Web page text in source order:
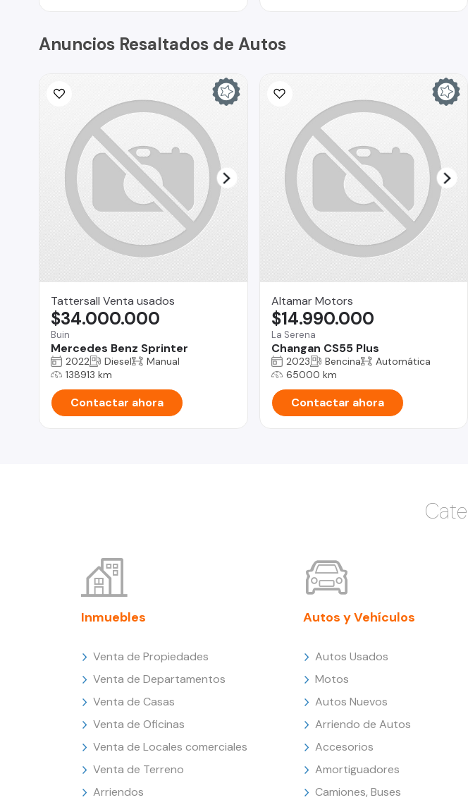
Anuncios Resaltados de Autos
Tattersall Venta usados
Buin
Mercedes Benz Sprinter
$34.000.000
2022 Diesel
Manual
138913 km
Contactar ahora
Altamar Motors
La Serena
Changan CS55 Plus
$14.990.000
2023 Bencina
Automática
65000 km
Contactar ahora
Inmuebles
Venta de Propiedades
Venta de Departamentos
Venta de Casas
Venta de Oficinas
Venta de Locales comerciales
Venta de Terreno
Arriendos
Autos y Vehículos
Autos Usados
Motos
Autos Nuevos
Arriendo de Autos
Accesorios
Amortiguadores
Camiones, Buses